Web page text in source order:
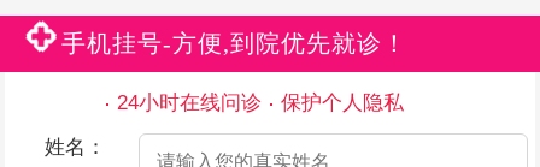
手机挂号-方便,到院优先就诊！
24小时在线问诊
保护个人隐私
姓名：